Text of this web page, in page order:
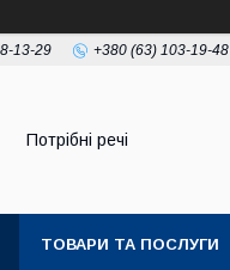
13-29 +380 (63) 103-19-48
Потрібні речі
ТОВАРИ ТА ПОСЛУГИ